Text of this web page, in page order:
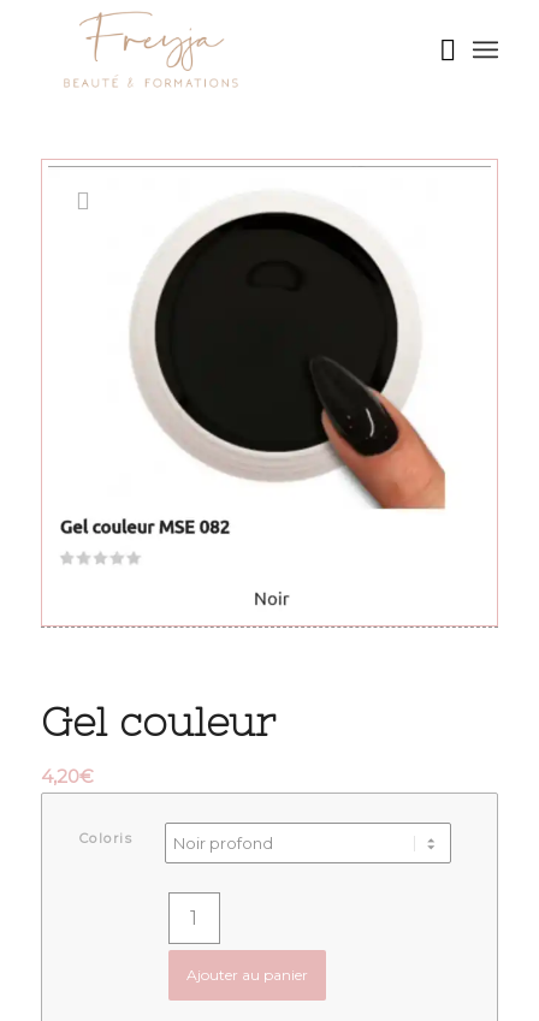
Gel couleur
4,20€
Coloris
Ajouter au panier